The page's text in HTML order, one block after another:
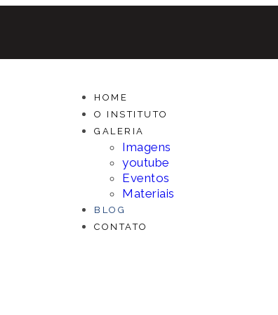
HOME
O INSTITUTO
GALERIA
Imagens
youtube
Eventos
Materiais
BLOG
CONTATO